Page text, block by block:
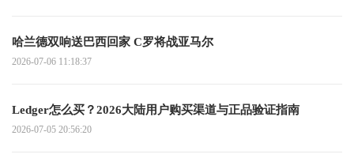
哈兰德双响送巴西回家 C罗将战亚马尔
2026-07-06 11:18:37
Ledger怎么买？2026大陆用户购买渠道与正品验证指南
2026-07-05 20:56:20